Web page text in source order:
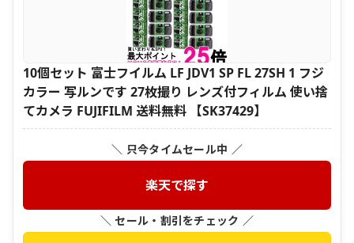
10個セット 富士フイルム LF JDV1 SP FL 27SH 1 フジ
カラー 写ルンです 27枚撮り レンズ付フィルム 使い捨
てカメラ FUJIFILM 送料無料 【SK37429】
＼ 只今タイムセール中 ／
楽天で探す
＼ セール・割引をチェック ／